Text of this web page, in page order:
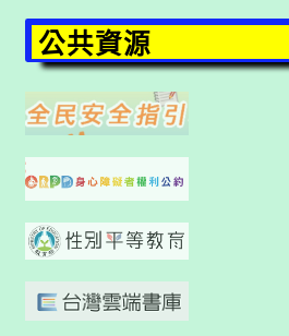
公共資源